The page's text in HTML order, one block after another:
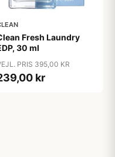
Fresh Laundry
30 ml
PRIS 395,00 KR
kr